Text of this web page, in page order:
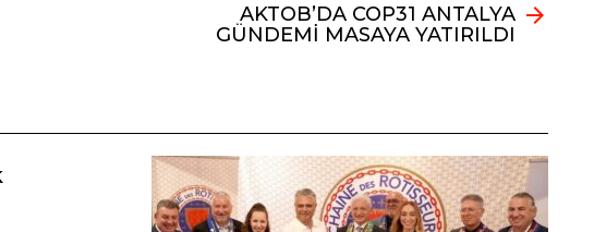
AKTOB’DA COP31 ANTALYA
GÜNDEMİ MASAYA YATIRILDI